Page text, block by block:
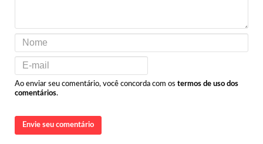
Ao enviar seu comentário, você concorda com os termos de uso dos
comentários.
Envie seu comentário